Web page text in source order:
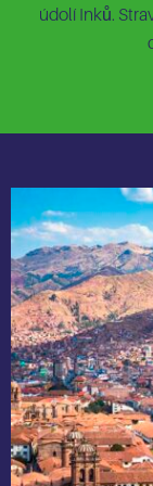
údolí Inků.